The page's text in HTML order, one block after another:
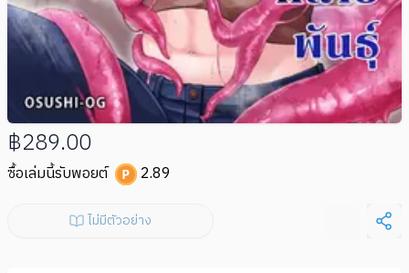
฿289.00
ซื้อเล่มนี้รับพอยต์ 2.89
ไม่มีตัวอย่าง